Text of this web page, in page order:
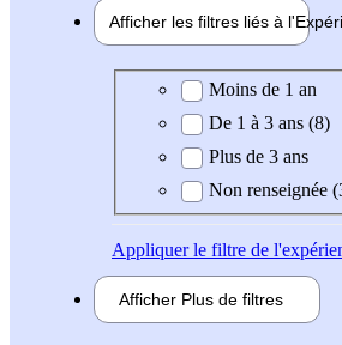
Afficher les filtres liés à l'
Expérience demandée
Moins de 1 an
De 1 à 3 ans (8)
Plus de 3 ans
Non renseignée
Appliquerle filtre de
Afficher Plus de filtres